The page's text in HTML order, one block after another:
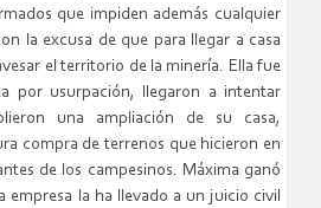
que impiden además cualquier
la excusa de que para llegar a casa
el territorio de la minería. Ella fue
por usurpación, llegaron a intentar
una ampliación de su casa,
compra de terrenos que hicieron en
de los campesinos. Máxima ganó
empresa la ha llevado a un juicio civil